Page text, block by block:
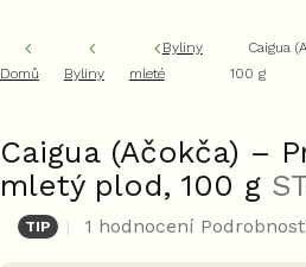
Domů Byliny
Byliny
mleté
Caigua
100 g
Caigua (Ačokča) –
mletý plod, 100 g
TIP
Průměrné
1 hodnocení